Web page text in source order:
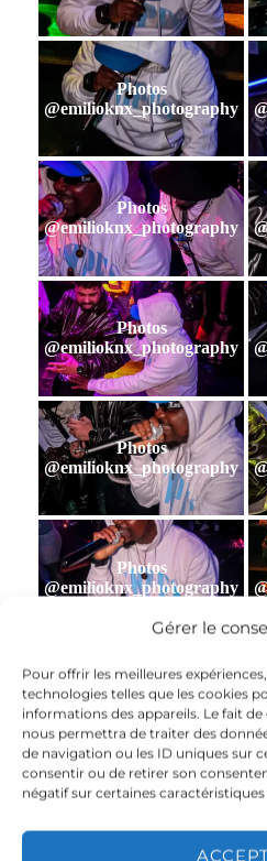
Gérer le
Pour offrir les meilleures
technologies telles que les cookies
informations des appareils. Le fait
nous permettra de traiter des
de navigation ou les ID uniques sur
consentir ou de retirer son
négatif sur certaines
Photos
@emilioknx_photography
Photos
@emilioknx_photography
Photos
@emilioknx_photography
Photos
@emilioknx_photography
Photos
@emilioknx_photography
Photos
@emilioknx_photography
@emilioknx_photography